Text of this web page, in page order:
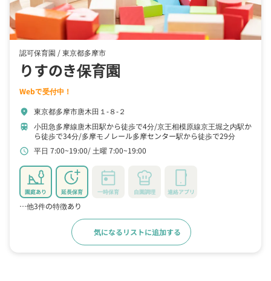
認可保育園 /東京都多摩市
りすのき保育園
Webで受付中！
location_on 東京都多摩市唐木田１‐８‐２
train 小田急多摩線唐木田駅から徒歩で4分 京王相模原線京王堀之内駅か
ら徒歩で34分 多摩モノレール多摩センター駅から徒歩で29分
schedule 平日 7:00~19:00 土曜 7:00~19:00
園庭あり 延長保育 一時保育 自園調理 連絡アプリ
…他3件の特徴あり
気になるリストに追加する